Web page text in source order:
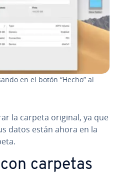
en el botón “Hecho” al
la carpeta original, ya que
datos están ahora en la
carpetas